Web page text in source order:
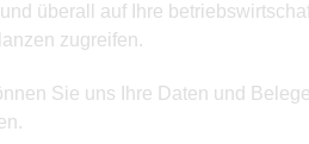
überall auf Ihre
zugreifen.
Sie uns Ihre Daten und